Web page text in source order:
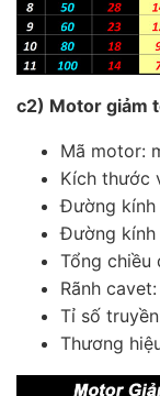
c2) Motor giảm
Mã motor:
Kích thước
Đường kính
Đường kính
Tổng chiều
Rãnh
Tỉ số
Thương